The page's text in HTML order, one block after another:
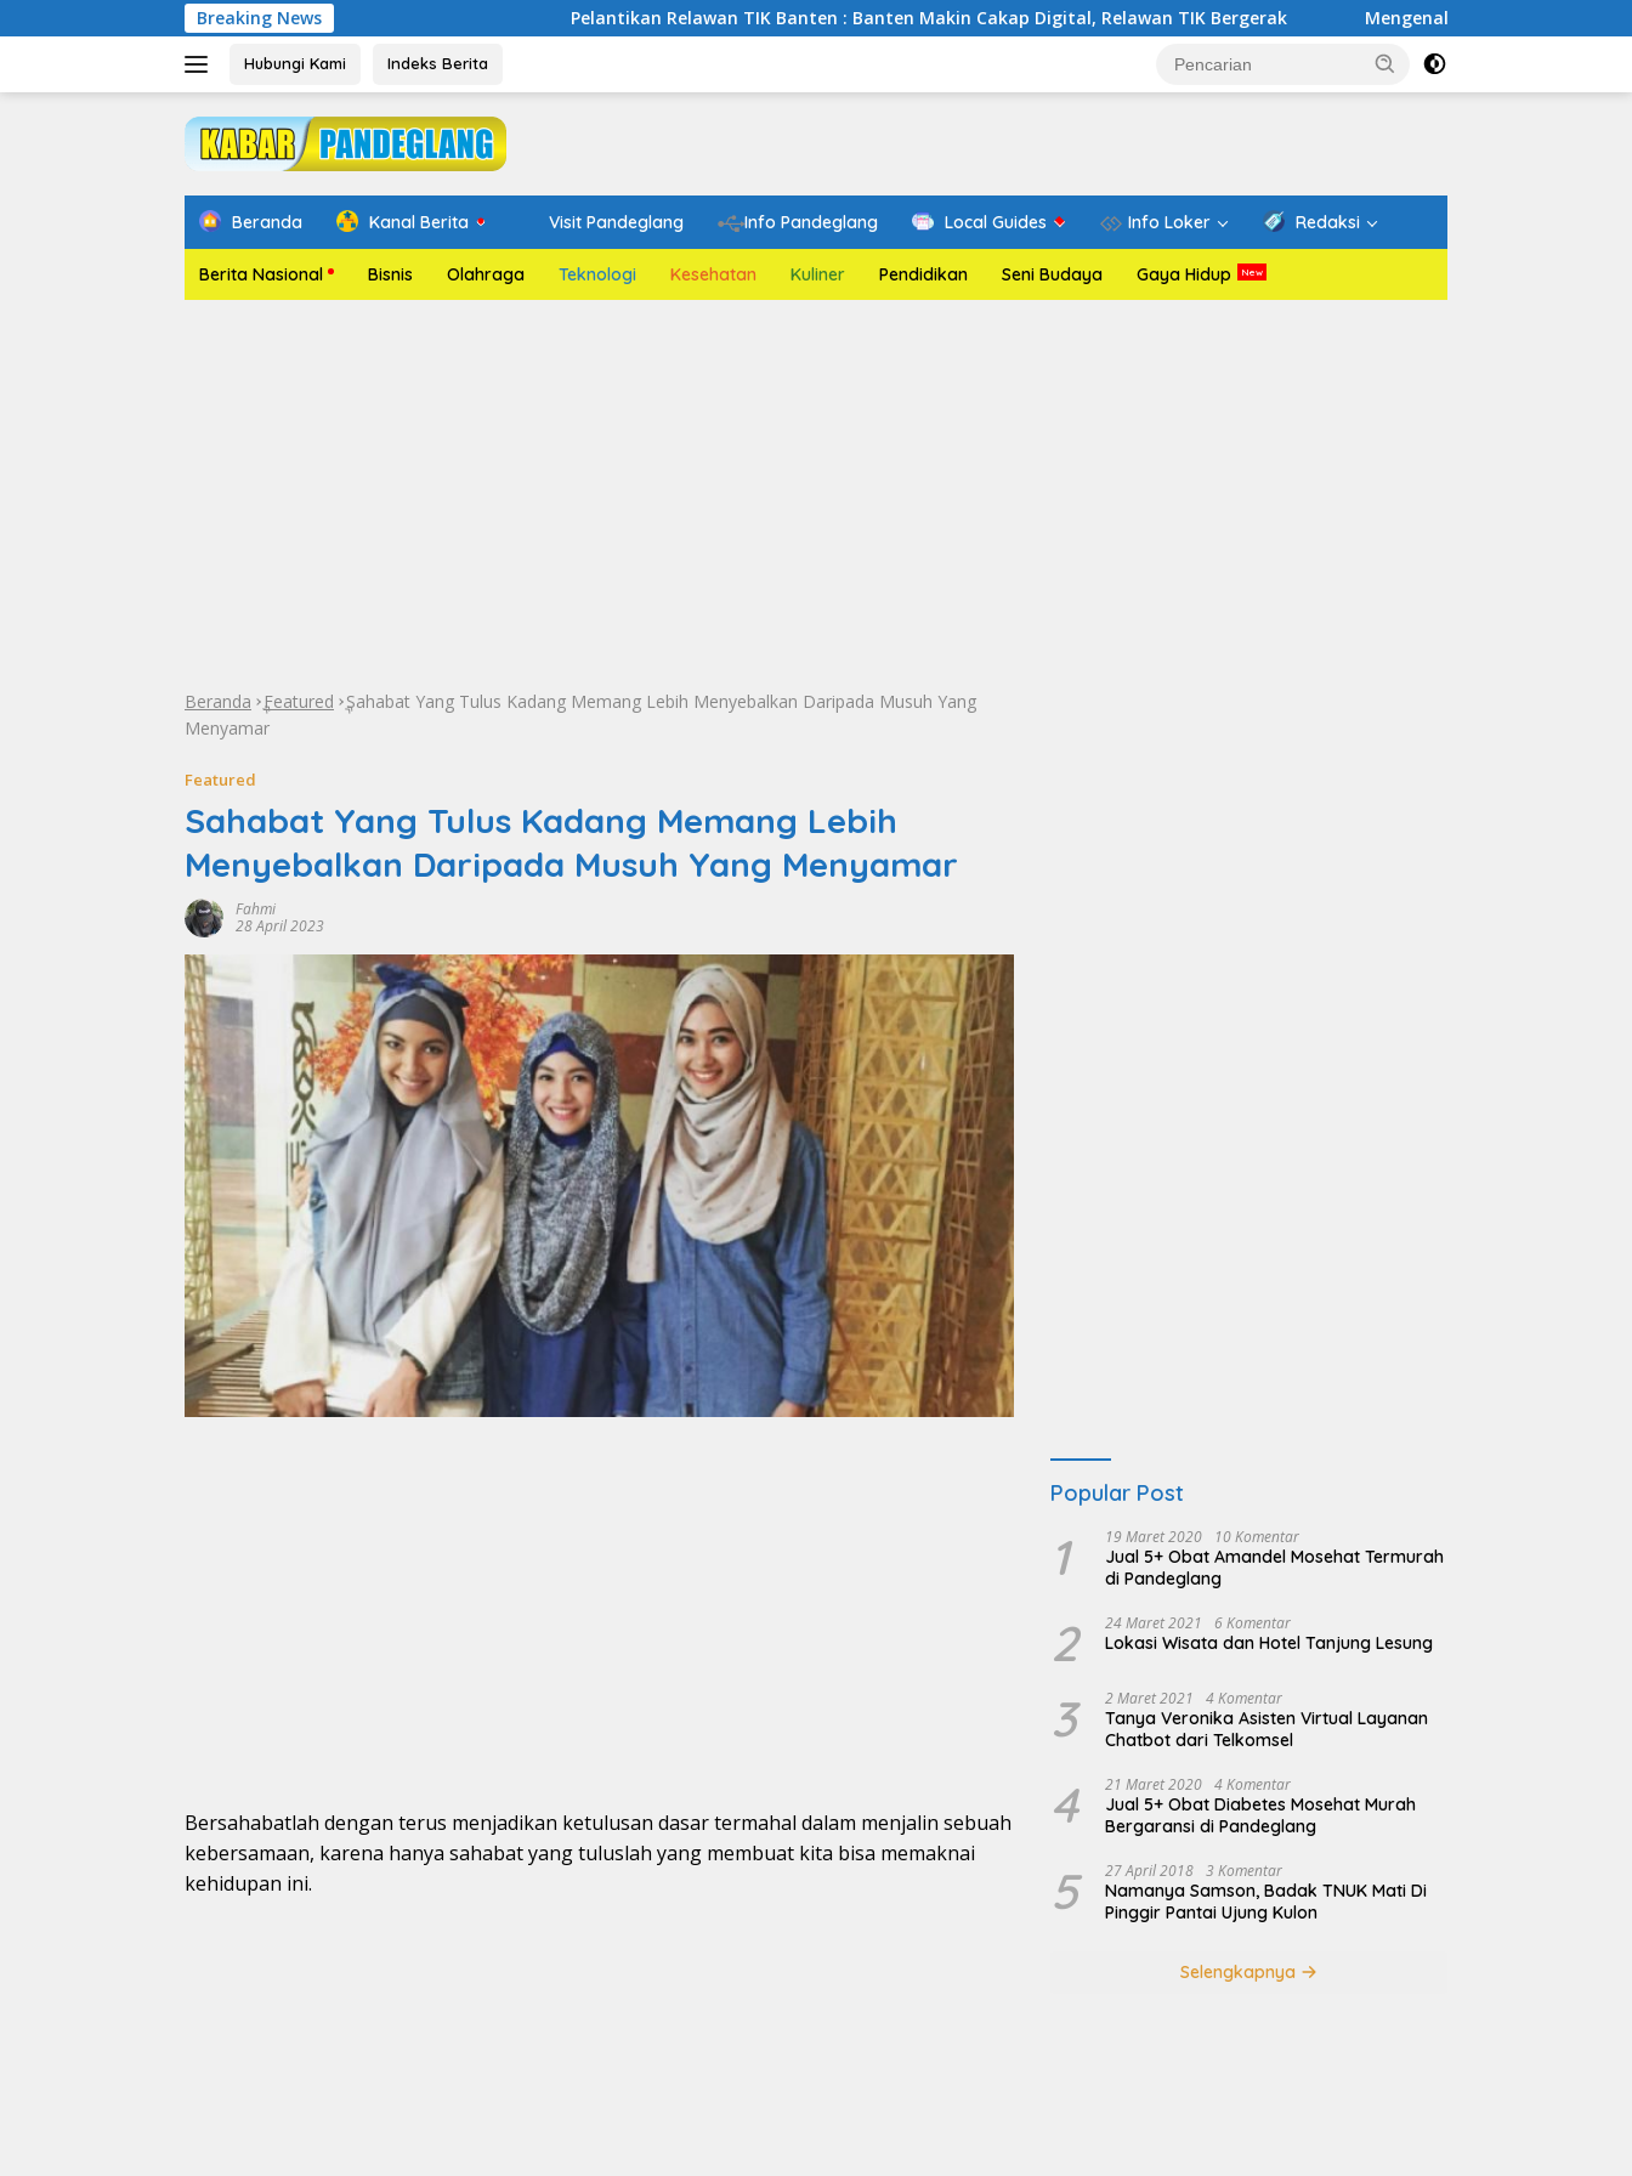
ke
Breaking News Pelantikan Relawan TIK Banten : Banten Makin Cakap Digital, Relawan TIK Bergerak Mengenal Website Resmi PAFI: Wadah
Hubungi Kami Indeks Berita
Beranda Kanal Berita Visit Pandeglang Info Pandeglang Local Guides Info Loker Redaksi
Berita Nasional Bisnis Olahraga Teknologi Kesehatan Kuliner Pendidikan Seni Budaya Gaya Hidup
Beranda »Featured »Sahabat Yang Tulus Kadang Memang Lebih Menyebalkan Daripada Musuh Yang
Menyamar
Featured
Sahabat Yang Tulus Kadang Memang Lebih
Menyebalkan Daripada Musuh Yang Menyamar
Fahmi
28 April 2023
Bersahabatlah dengan terus menjadikan ketulusan dasar termahal dalam menjalin sebuah
kebersamaan, karena hanya sahabat yang tuluslah yang membuat kita bisa memaknai
kehidupan ini.
Popular Post
1 19 Maret 2020 10 Komentar
Jual 5+ Obat Amandel Mosehat Termurah
di Pandeglang
2 24 Maret 2021 6 Komentar
Lokasi Wisata dan Hotel Tanjung Lesung
3 2 Maret 2021 4 Komentar
Tanya Veronika Asisten Virtual Layanan
Chatbot dari Telkomsel
4 21 Maret 2020 4 Komentar
Jual 5+ Obat Diabetes Mosehat Murah
Bergaransi di Pandeglang
5 27 April 2018 3 Komentar
Namanya Samson, Badak TNUK Mati Di
Pinggir Pantai Ujung Kulon
Selengkapnya